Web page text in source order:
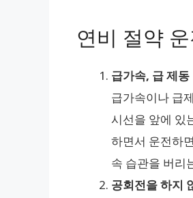
연비 절약
급가속, 급 제
급가속이나 급
시선을 앞에 있
하면서 운전하
속 습관을 버리
공회전을 하지